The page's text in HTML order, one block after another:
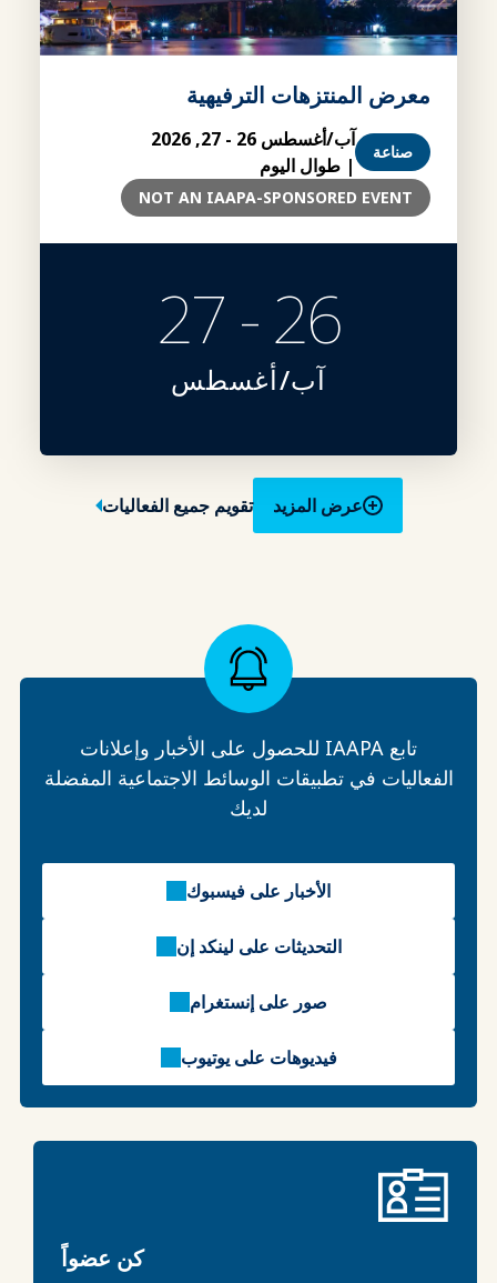
معرض المنتزهات الترفيهية
صناعة
آب/أغسطس 26 - 27, 2026
| طوال اليوم
NOT AN IAAPA-SPONSORED EVENT
26 - 27
آب/أغسطس
عرض المزيد تقويم جميع الفعاليات
تابع IAAPA للحصول على الأخبار وإعلانات
الفعاليات في تطبيقات الوسائط الاجتماعية المفضلة
لديك
الأخبار على فيسبوك
التحديثات على لينكد إن
صور على إنستغرام
فيديوهات على يوتيوب
كن عضواً